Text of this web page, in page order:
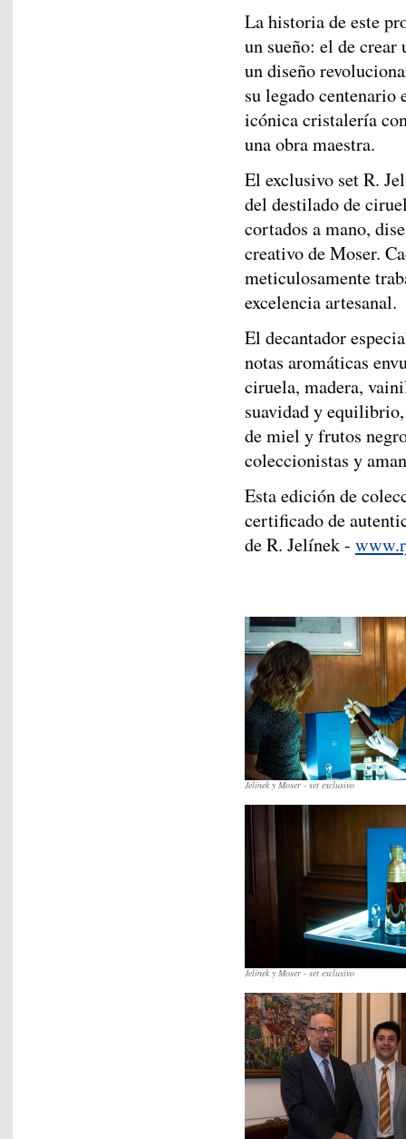
La historia de este
un sueño: el de crear
un diseño
su legado
icónica cristalería
una obra maestra.
El exclusivo set R.
del destilado de
cortados a mano,
creativo de Moser.
meticulosamente
excelencia artesanal.
El decantador
notas aromáticas
ciruela, madera,
suavidad y
de miel y frutos
coleccionistas y
Esta edición de
certificado de
de R. Jelínek -
Jelinek y Moser - set exclusivo
Jelinek y Moser - set exclusivo